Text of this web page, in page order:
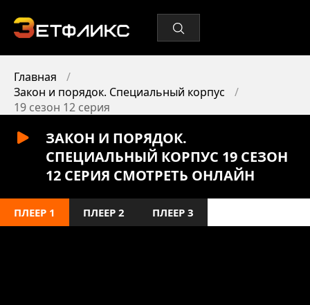
Главная
Закон и порядок. Специальный корпус
19 сезон 12 серия
ЗАКОН И ПОРЯДОК.
СПЕЦИАЛЬНЫЙ КОРПУС 19 СЕЗОН
12 СЕРИЯ СМОТРЕТЬ ОНЛАЙН
ПЛЕЕР 1 ПЛЕЕР 2 ПЛЕЕР 3